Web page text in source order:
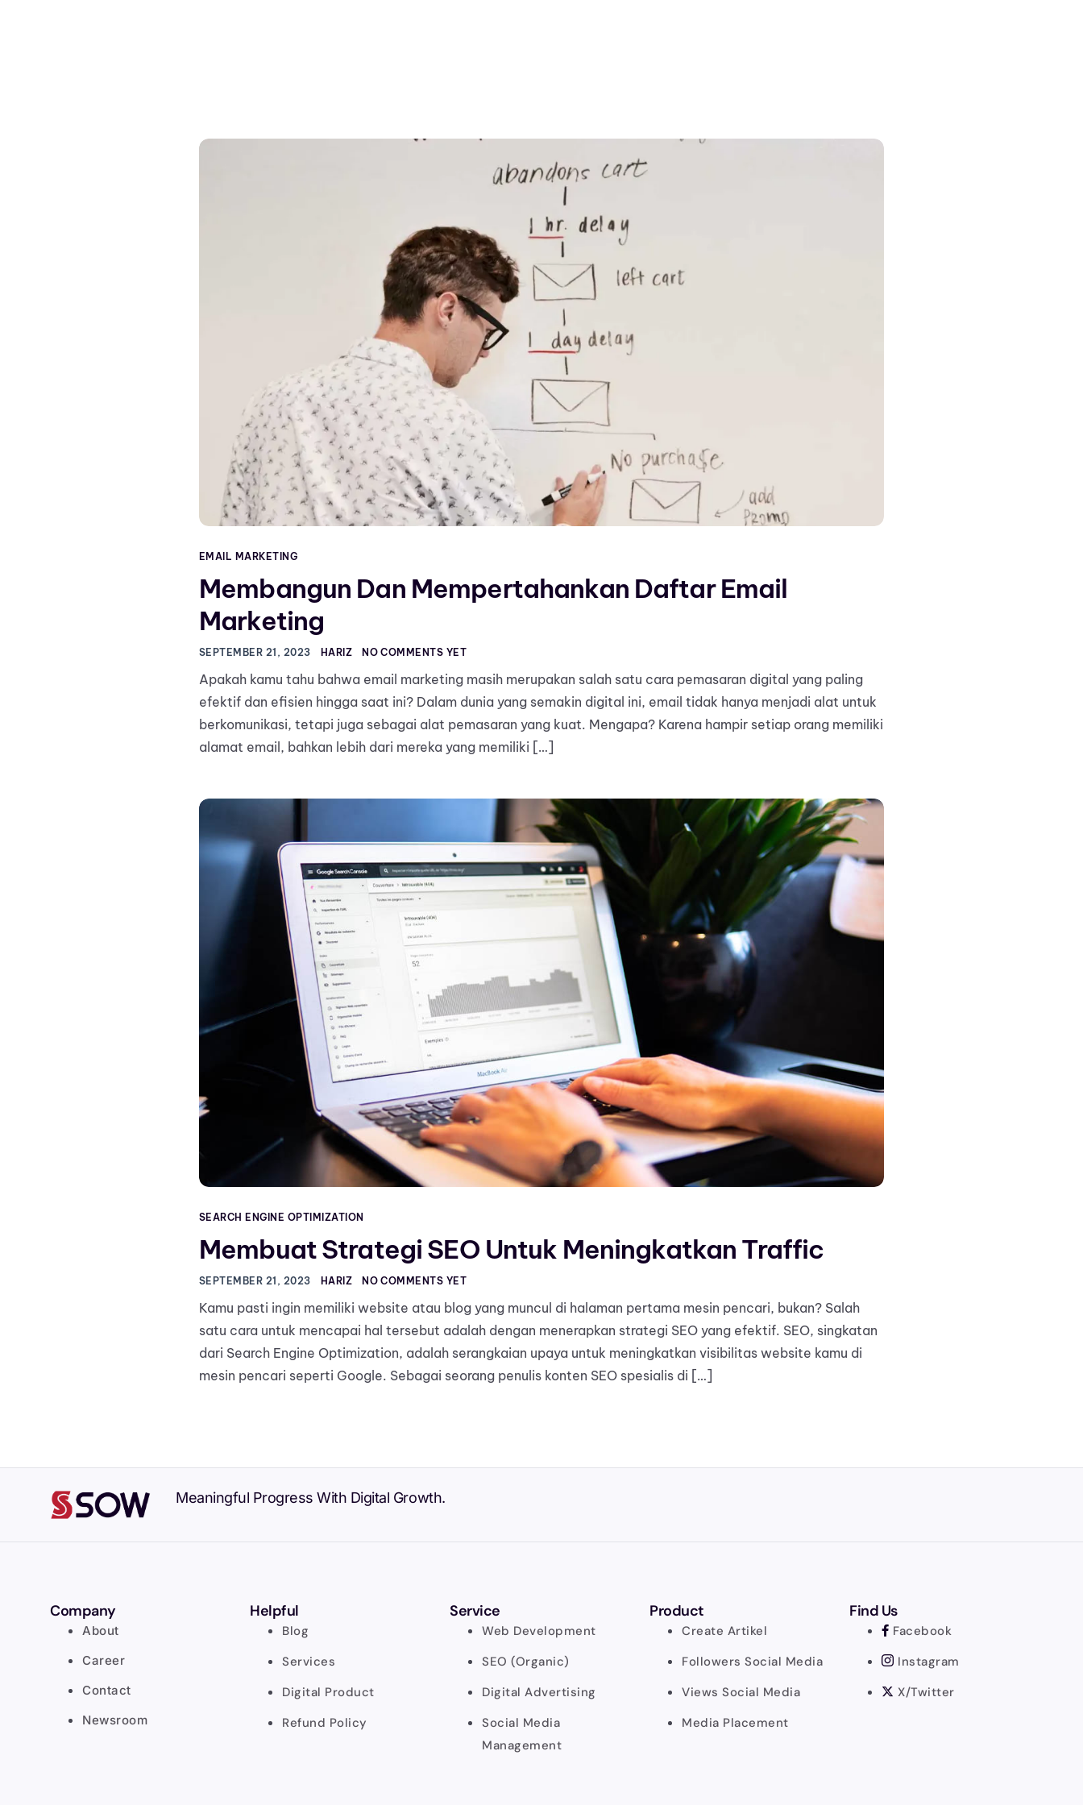
EMAIL MARKETING
Membangun Dan Mempertahankan Daftar Email
Marketing
SEPTEMBER 21, 2023 HARIZ NO COMMENTS YET
Apakah kamu tahu bahwa email marketing masih merupakan salah satu cara pemasaran digital yang paling
efektif dan efisien hingga saat ini? Dalam dunia yang semakin digital ini, email tidak hanya menjadi alat untuk
berkomunikasi, tetapi juga sebagai alat pemasaran yang kuat. Mengapa? Karena hampir setiap orang memiliki
alamat email, bahkan lebih dari mereka yang memiliki […]
SEARCH ENGINE OPTIMIZATION
Membuat Strategi SEO Untuk Meningkatkan Traffic
SEPTEMBER 21, 2023 HARIZ NO COMMENTS YET
Kamu pasti ingin memiliki website atau blog yang muncul di halaman pertama mesin pencari, bukan? Salah
satu cara untuk mencapai hal tersebut adalah dengan menerapkan strategi SEO yang efektif. SEO, singkatan
dari Search Engine Optimization, adalah serangkaian upaya untuk meningkatkan visibilitas website kamu di
mesin pencari seperti Google. Sebagai seorang penulis konten SEO spesialis di […]
Meaningful Progress With Digital Growth.
Company
About
Career
Contact
Newsroom
Helpful
Blog
Services
Digital Product
Refund Policy
Service
Web Development
SEO (Organic)
Digital Advertising
Social Media
Management
Product
Create Artikel
Followers Social Media
Views Social Media
Media Placement
Find Us
Facebook
Instagram
X/Twitter